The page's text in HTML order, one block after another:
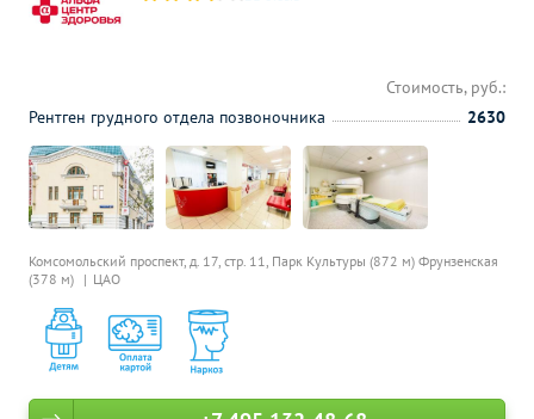
Комсомольский проспект, д. 17, стр. 11, Парк Культуры (872 м) Фрунзенская
(378 м)
ЦАО
Стоимость, руб.:
Рентген грудного отдела позвоночника
2630